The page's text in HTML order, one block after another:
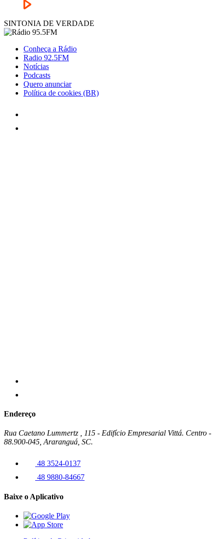
SINTONIA DE VERDADE
Conheça a Rádio
Radio 92.5FM
Notícias
Podcasts
Quero anunciar
Política de cookies (BR)
Endereço
Rua Caetano Lummertz , 115 - Edifício Empresarial Vittá. Centro -
88.900-045, Araranguá, SC.
48 3524-0137
48 9880-84667
Baixe o Aplicativo